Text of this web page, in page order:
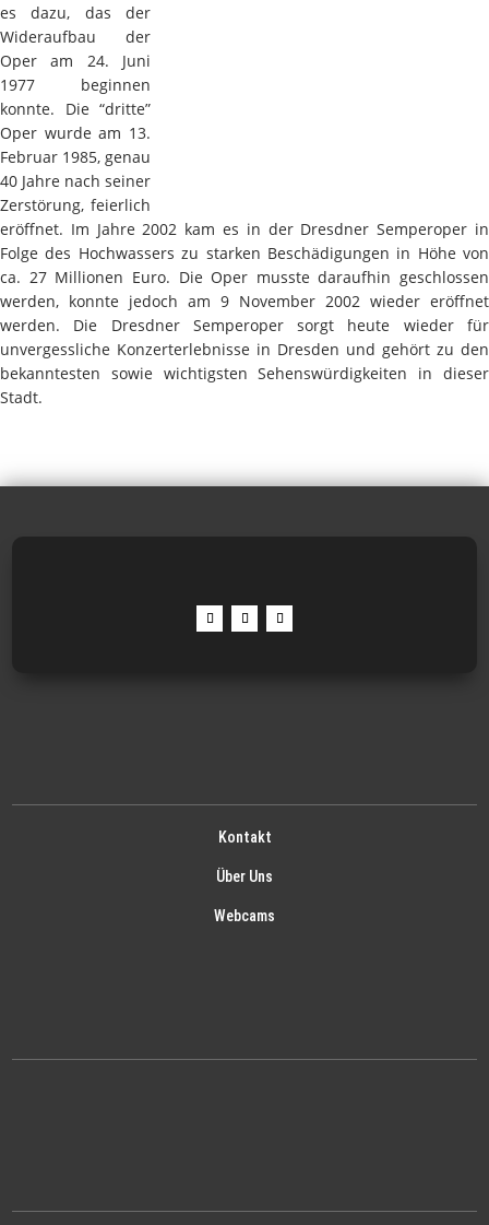
es dazu, das der
Wideraufbau der
Oper am 24. Juni
1977 beginnen
konnte. Die “dritte”
Oper wurde am 13.
Februar 1985, genau
40 Jahre nach seiner
Zerstörung, feierlich
eröffnet. Im Jahre 2002 kam es in der Dresdner Semperoper in
Folge des Hochwassers zu starken Beschädigungen in Höhe von
ca. 27 Millionen Euro. Die Oper musste daraufhin geschlossen
werden, konnte jedoch am 9 November 2002 wieder eröffnet
werden. Die Dresdner Semperoper sorgt heute wieder für
unvergessliche Konzerterlebnisse in Dresden und gehört zu den
bekanntesten sowie wichtigsten Sehenswürdigkeiten in dieser
Stadt.
Kontakt
Über Uns
Webcams